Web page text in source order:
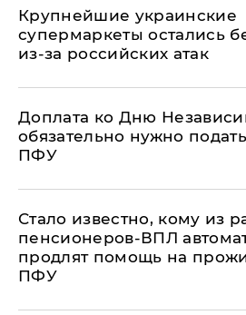
Крупнейшие украинские
супермаркеты остались
из-за российских атак
Доплата ко Дню
обязательно нужно
ПФУ
Стало известно, кому из
пенсионеров-ВПЛ
продлят помощь на
ПФУ